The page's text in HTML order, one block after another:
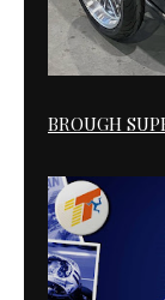
BROUGH